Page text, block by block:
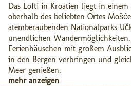
Das Lofti in Kroatien liegt in einem
oberhalb des beliebten Ortes
atemberaubenden Nationalparks
unendlichen
Ferienhäuschen mit großem
in den Bergen verbringen und
Meer genießen.
mehr anzeigen